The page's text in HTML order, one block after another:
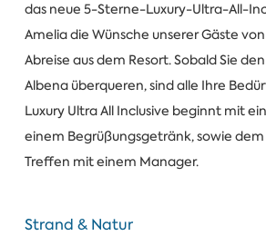
das neue 5-Sterne-Luxury-Ultra-All-
Amelia die Wünsche unserer Gäste
Abreise aus dem Resort. Sobald Sie
Albena überqueren, sind alle Ihre
Luxury Ultra All Inclusive beginnt mit
einem Begrüßungsgetränk, sowie
Treffen mit einem Manager.
Strand & Natur